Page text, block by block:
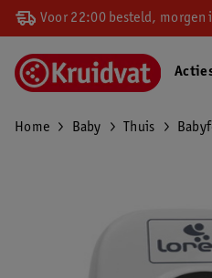
Voor 22:00 besteld, morgen
Home Baby Thuis